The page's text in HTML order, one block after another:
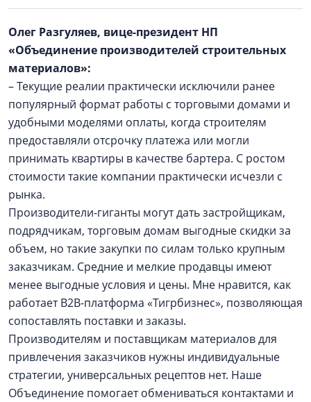
Олег Разгуляев, вице-президент НП
«Объединение производителей строительных
материалов»:
– Текущие реалии практически исключили ранее
популярный формат работы с торговыми домами и
удобными моделями оплаты, когда строителям
предоставляли отсрочку платежа или могли
принимать квартиры в качестве бартера. С ростом
стоимости такие компании практически исчезли с
рынка.
Производители-гиганты могут дать застройщикам,
подрядчикам, торговым домам выгодные скидки за
объем, но такие закупки по силам только крупным
заказчикам. Средние и мелкие продавцы имеют
менее выгодные условия и цены. Мне нравится, как
работает B2B-платформа «Тигрбизнес», позволяющая
сопоставлять поставки и заказы.
Производителям и поставщикам материалов для
привлечения заказчиков нужны индивидуальные
стратегии, универсальных рецептов нет. Наше
Объединение помогает обмениваться контактами и